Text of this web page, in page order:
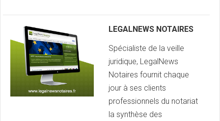
LEGALNEWS NOTAIRES
Spécialiste de la veille
juridique, LegalNews
Notaires fournit chaque
jour à ses clients
professionnels du notariat
la synthèse des